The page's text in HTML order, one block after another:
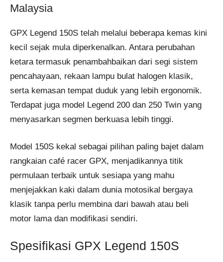
Malaysia
GPX Legend 150S telah melalui beberapa kemas kini
kecil sejak mula diperkenalkan. Antara perubahan
ketara termasuk penambahbaikan dari segi sistem
pencahayaan, rekaan lampu bulat halogen klasik,
serta kemasan tempat duduk yang lebih ergonomik.
Terdapat juga model Legend 200 dan 250 Twin yang
menyasarkan segmen berkuasa lebih tinggi.
Model 150S kekal sebagai pilihan paling bajet dalam
rangkaian café racer GPX, menjadikannya titik
permulaan terbaik untuk sesiapa yang mahu
menjejakkan kaki dalam dunia motosikal bergaya
klasik tanpa perlu membina dari bawah atau beli
motor lama dan modifikasi sendiri.
Spesifikasi GPX Legend 150S